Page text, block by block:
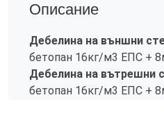
Описание
Дебелина на външни
бетопан 16кг/м3 ЕПС +
Дебелина на вътрешни
бетопан 16кг/м3 ЕПС +